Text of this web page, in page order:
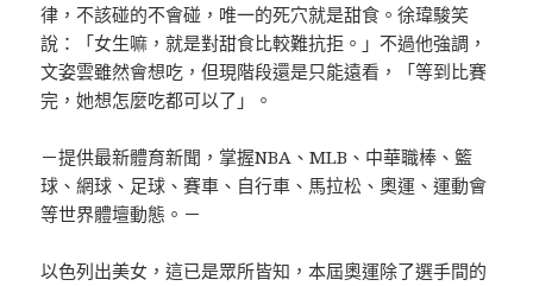
律，不該碰的不會碰，唯一的死穴就是甜食。徐瑋駿笑
說：「女生嘛，就是對甜食比較難抗拒。」不過他強調，
文姿雲雖然會想吃，但現階段還是只能遠看，「等到比賽
完，她想怎麼吃都可以了」。
－提供最新體育新聞，掌握NBA、MLB、中華職棒、籃
球、網球、足球、賽車、自行車、馬拉松、奧運、運動會
等世界體壇動態。－
以色列出美女，這已是眾所皆知，本屆奧運除了選手間的